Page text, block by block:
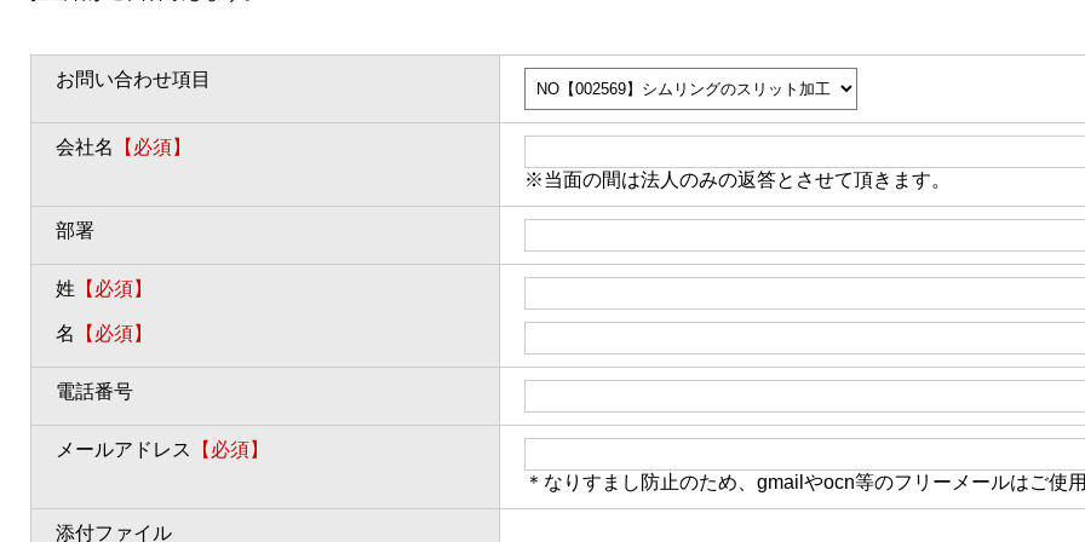
お問い合わせ項目
会社名
【必須】
※当面の間は法人のみの返答とさせて頂きます。
部署
姓 【必須】
名 【必須】
電話番号
メールアドレス
【必須】
＊なりすまし防止のため、gmailやocn等のフリーメールはご使
添付ファイル